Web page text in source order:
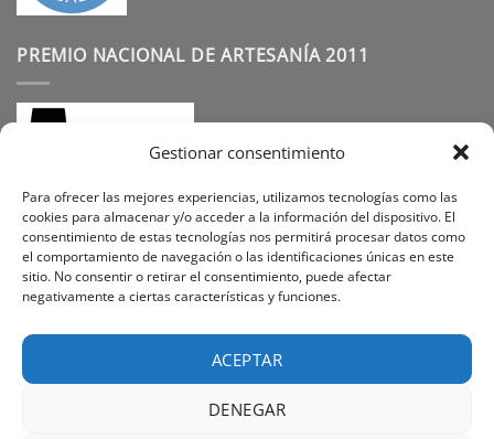
Gestionar consentimiento
Para ofrecer las mejores experiencias, utilizamos tecnologías como las
cookies para almacenar y/o acceder a la información del dispositivo. El
consentimiento de estas tecnologías nos permitirá procesar datos como
el comportamiento de navegación o las identificaciones únicas en este
sitio. No consentir o retirar el consentimiento, puede afectar
negativamente a ciertas características y funciones.
ACEPTAR
DENEGAR
PREMIO NACIONAL DE ARTESANÍA 2011
SÍGUENOS